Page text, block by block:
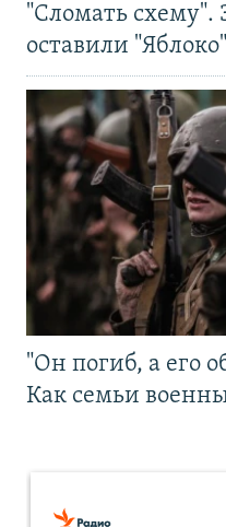
"Сломать схему".
оставили
"Он погиб, а его
Как семьи